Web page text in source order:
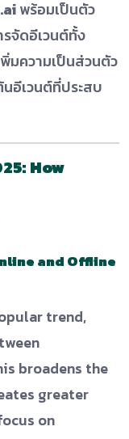
พร้อมเป็นตัว
จัดอีเวนต์ทั้ง
มความเป็นส่วนตัว
อีเวนต์ที่ประสบ
How
and Offline
trend,
broadens the
greater
on